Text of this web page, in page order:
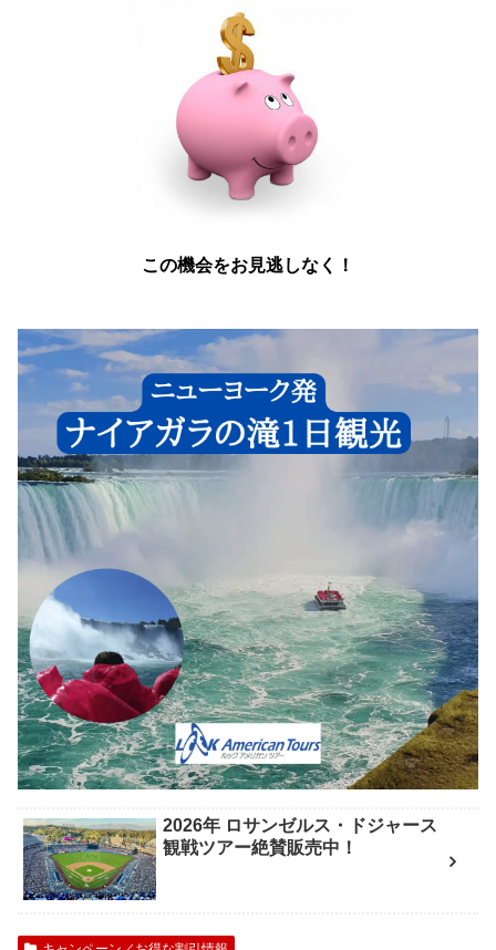
この機会をお見逃しなく！
2026年 ロサンゼルス・ドジャース
観戦ツアー絶賛販売中！